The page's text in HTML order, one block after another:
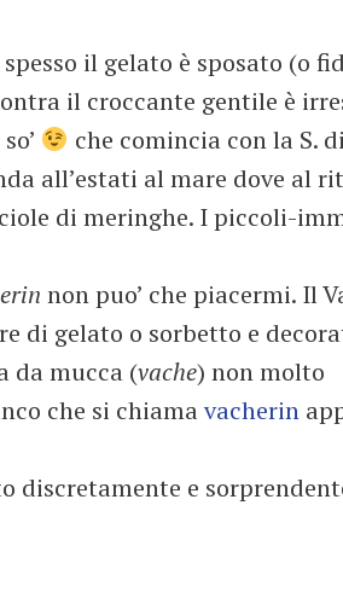
il gelato è sposato (o
il croccante gentile è
che comincia con la S. di
all’estati al mare dove al
di meringhe. I piccoli-
non puo’ che piacermi. Il
di gelato o sorbetto e
da mucca (vache) non molto
che si chiamavacherin
discretamente e